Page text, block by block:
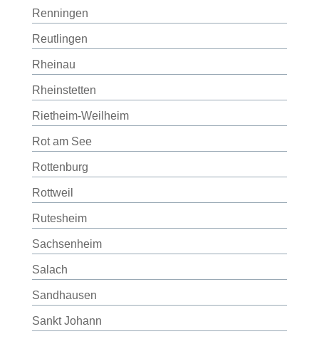
Renningen
Reutlingen
Rheinau
Rheinstetten
Rietheim-Weilheim
Rot am See
Rottenburg
Rottweil
Rutesheim
Sachsenheim
Salach
Sandhausen
Sankt Johann